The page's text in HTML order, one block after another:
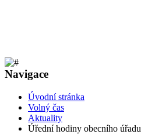
Navigace
Úvodní stránka
Volný čas
Aktuality
Úřední hodiny obecního úřadu